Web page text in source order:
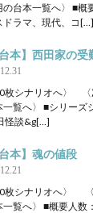
の台本一覧へ〉 ■
ドラマ、現代、コ[…]
台本】西田家の
枚シナリオへ〉
一覧へ〉 ■シリーズ
談&g[…]
台本】魂の値段
枚シナリオへ〉
一覧へ〉 ■概要人数